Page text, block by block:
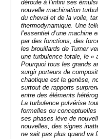
déroule à l’infini ses
nouvelle machination
du cheval et de la voile,
thermodynamique. Une
l’essentiel d’une machine
par des fonctions, des
les brouillards de Turner
une turbulence totale, le «
Pourquoi tous les grands
surgir porteurs de
chaotique est la genèse,
surtout de rapports
entre des éléments
La turbulence pulvérise
formelles ou
ses phases lève de
nouvelles, des signes
ne sait pas plus quand va